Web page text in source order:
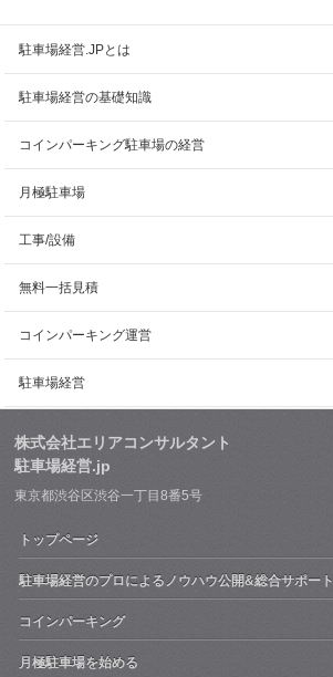
駐車場経営.JPとは
駐車場経営の基礎知識
コインパーキング駐車場の経営
月極駐車場
工事/設備
無料一括見積
コインパーキング運営
駐車場経営
株式会社エリアコンサルタント
駐車場経営.jp
東京都渋谷区渋谷一丁目8番5号
トップページ
駐車場経営のプロによるノウハウ公開&総合サポート
コインパーキング
月極駐車場を始める